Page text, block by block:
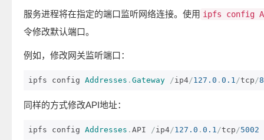
服务进程将在指定的端口监听网络连接。使用 ipfs config
令修改默认端口。
例如，修改网关监听端口：
ipfs config Addresses . Gateway /ip4/127.0 . 0.1 /tcp /
同样的方式修改API地址：
ipfs config Addresses . API /ip4/127.0 . 0.1 /tcp /5002